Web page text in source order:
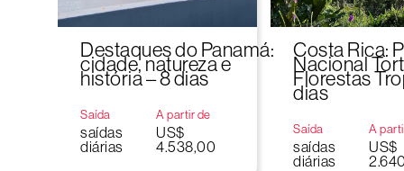
Destaques do Panamá:
cidade, natureza e
história – 8 dias
Saída
saídas
diárias
A partir de
US$
4.538,00
Costa Rica:
Nacional
Florestas
dias
Saída
saídas
diárias
A
US$